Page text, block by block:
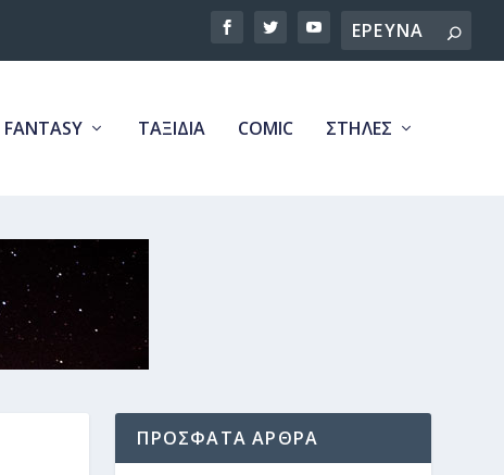
Search
FANTASY ΤΑΞΙΔΙΑ COMIC ΣΤΗΛΕΣ
ΠΡΟΣΦΑΤΑ ΑΡΘΡΑ